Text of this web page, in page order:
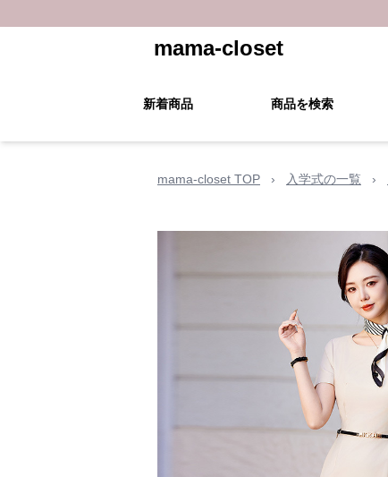
mama-closet
新着商品 商品を検索
mama-closet TOP › 入学式の一覧 ›